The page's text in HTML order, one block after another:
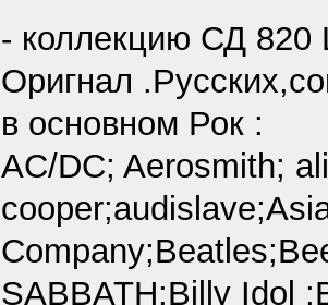
- коллекцию СД 820
Оригнал
в основном Рок :
AC/DC; Aerosmith;
SABBATH;Billy Idol